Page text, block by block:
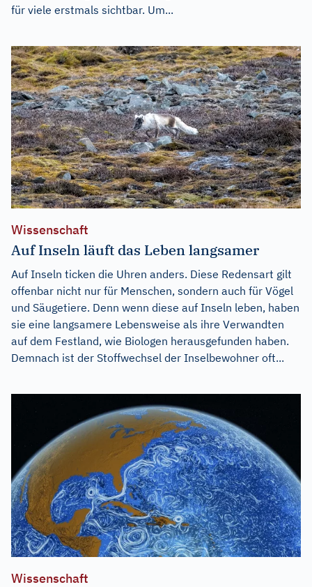
für viele erstmals sichtbar. Um...
Wissenschaft
Auf Inseln läuft das Leben langsamer
Auf Inseln ticken die Uhren anders. Diese Redensart gilt
offenbar nicht nur für Menschen, sondern auch für Vögel
und Säugetiere. Denn wenn diese auf Inseln leben, haben
sie eine langsamere Lebensweise als ihre Verwandten
auf dem Festland, wie Biologen herausgefunden haben.
Demnach ist der Stoffwechsel der Inselbewohner oft...
Wissenschaft